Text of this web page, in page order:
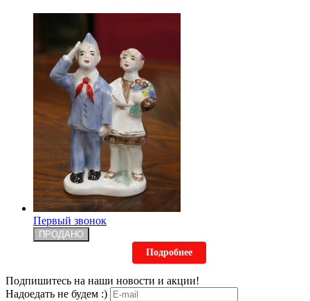
Первый звонок
ПРОДАНО
Подробнее
Подпишитесь на наши новости и акции!
Надоедать не будем :)